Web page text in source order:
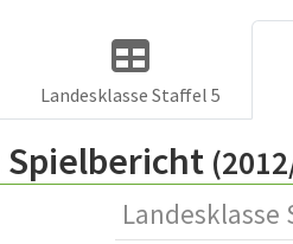
Landesklasse Staffel 5
Spielbericht
Landesklasse